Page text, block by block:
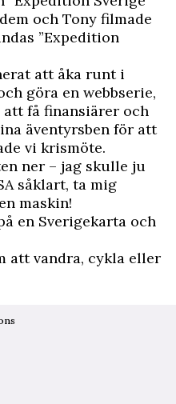
och Tony filmade
”Expedition
att åka runt i
göra en webbserie,
få finansiärer och
äventyrsben för att
vi krismöte.
ner – jag skulle ju
såklart, ta mig
maskin!
en Sverigekarta och
att vandra, cykla eller